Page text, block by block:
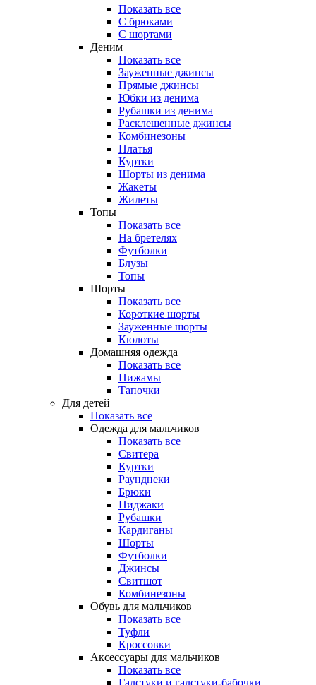
Показать все
С брюками
С шортами
Деним
Показать все
Зауженные джинсы
Прямые джинсы
Юбки из денима
Рубашки из денима
Расклешенные джинсы
Комбинезоны
Платья
Куртки
Шорты из денима
Жакеты
Жилеты
Топы
Показать все
На бретелях
Футболки
Блузы
Топы
Шорты
Показать все
Короткие шорты
Зауженные шорты
Кюлоты
Домашняя одежда
Показать все
Пижамы
Тапочки
Для детей
Показать все
Одежда для мальчиков
Показать все
Свитера
Куртки
Раунднеки
Брюки
Пиджаки
Рубашки
Кардиганы
Шорты
Футболки
Джинсы
Свитшот
Комбинезоны
Обувь для мальчиков
Показать все
Туфли
Кроссовки
Аксессуары для мальчиков
Показать все
Галстуки и галстуки-бабочки